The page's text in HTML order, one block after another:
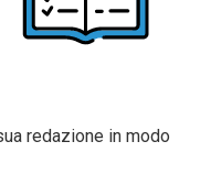
redazione in modo